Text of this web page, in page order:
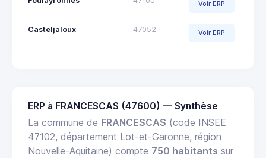
Voir ERP
Casteljaloux 47052 Voir ERP
ERP à FRANCESCAS (47600) — Synthèse
La commune de FRANCESCAS (code INSEE
47102, département Lot-et-Garonne, région
Nouvelle-Aquitaine) compte 750 habitants sur